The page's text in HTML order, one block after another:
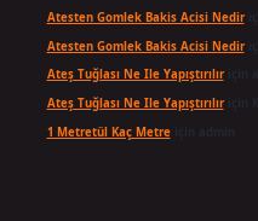
Atesten Gomlek Bakis Acisi Nedir
Atesten Gomlek Bakis Acisi Nedir
Ateş Tuğlası Ne Ile Yapıştırılıriçin
Ateş Tuğlası Ne Ile Yapıştırılıriçin
1 Metretül Kaç Metreiçin